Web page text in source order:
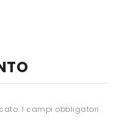
I campi obbligatori